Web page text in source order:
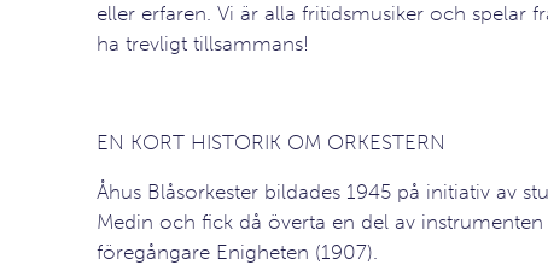
eller erfaren. Vi är alla fritidsmusiker och spelar
ha trevligt tillsammans!
EN KORT HISTORIK OM ORKESTERN
Åhus Blåsorkester bildades 1945 på initiativ av
Medin och fick då överta en del av instrumenten
föregångare Enigheten (1907).